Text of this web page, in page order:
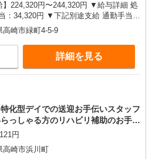
224,320円〜244,320円 ▼給与詳細 処
▼下記別途支給 通勤手当
/時 昇給年1回（4月） 寸志あ
（6月・12月） ※業績による 特別報
万円（最高額130万円） ※2025年6月
高崎市緑町4-5-9
詳細を見る
化型デイでの送迎お手伝いスタッフ
っしゃる方のリハビリ補助のお手伝
に送迎、記録をお願いします♪ 一般
ービスの入浴、食事、排泄介助業務
ん
円
高崎市浜川町